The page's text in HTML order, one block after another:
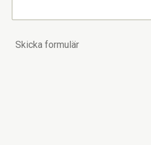
Skicka formulär